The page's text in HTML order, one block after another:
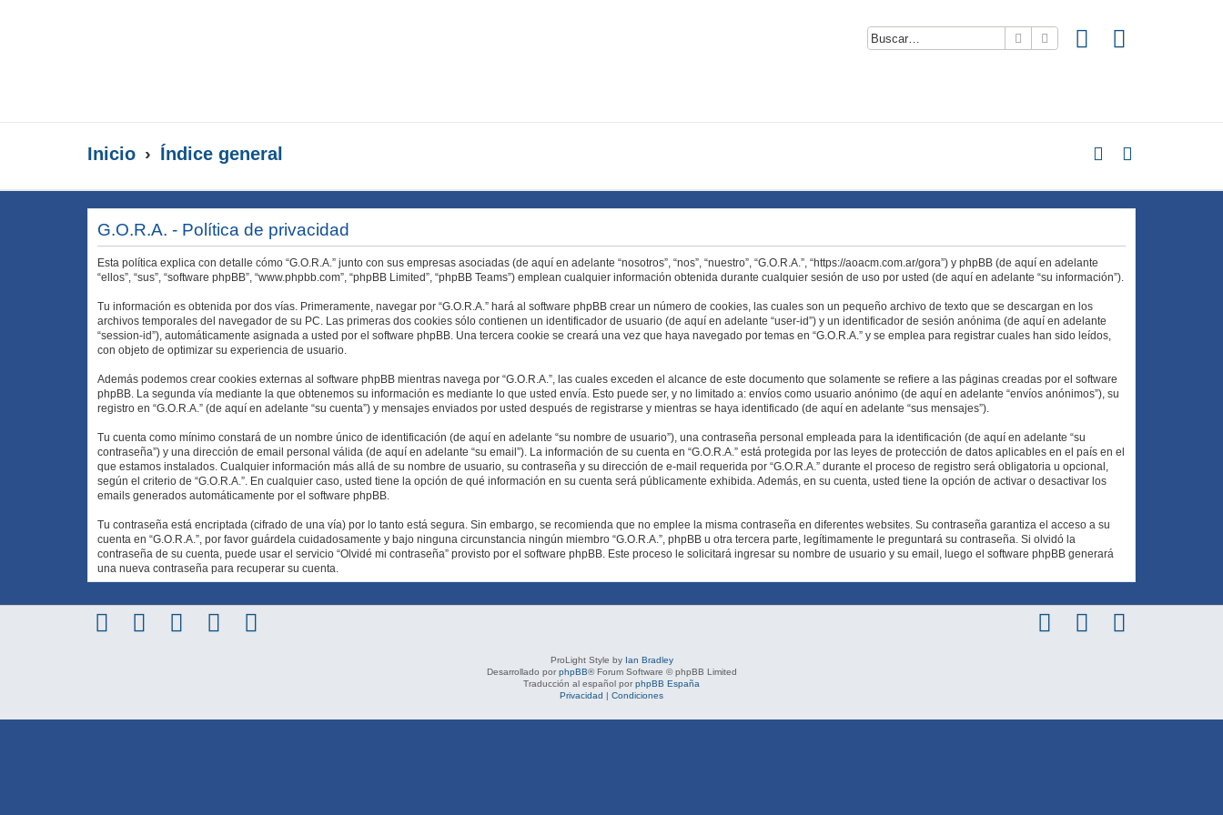
Buscar Búsqueda avanzada
Inicio Índice general
G.O.R.A. - Política de privacidad
Esta política explica con detalle cómo “G.O.R.A.” junto con sus empresas asociadas (de aquí en adelante “nosotros”, “nos”, “nuestro”, “G.O.R.A.”, “https://aoacm.com.ar/gora”) y phpBB (de aquí en adelante
“ellos”, “sus”, “software phpBB”, “www.phpbb.com”, “phpBB Limited”, “phpBB Teams”) emplean cualquier información obtenida durante cualquier sesión de uso por usted (de aquí en adelante “su información”).
Tu información es obtenida por dos vías. Primeramente, navegar por “G.O.R.A.” hará al software phpBB crear un número de cookies, las cuales son un pequeño archivo de texto que se descargan en los
archivos temporales del navegador de su PC. Las primeras dos cookies sólo contienen un identificador de usuario (de aquí en adelante “user-id”) y un identificador de sesión anónima (de aquí en adelante
“session-id”), automáticamente asignada a usted por el software phpBB. Una tercera cookie se creará una vez que haya navegado por temas en “G.O.R.A.” y se emplea para registrar cuales han sido leídos,
con objeto de optimizar su experiencia de usuario.
Además podemos crear cookies externas al software phpBB mientras navega por “G.O.R.A.”, las cuales exceden el alcance de este documento que solamente se refiere a las páginas creadas por el software
phpBB. La segunda vía mediante la que obtenemos su información es mediante lo que usted envía. Esto puede ser, y no limitado a: envíos como usuario anónimo (de aquí en adelante “envíos anónimos”), su
registro en “G.O.R.A.” (de aquí en adelante “su cuenta”) y mensajes enviados por usted después de registrarse y mientras se haya identificado (de aquí en adelante “sus mensajes”).
Tu cuenta como mínimo constará de un nombre único de identificación (de aquí en adelante “su nombre de usuario”), una contraseña personal empleada para la identificación (de aquí en adelante “su
contraseña”) y una dirección de email personal válida (de aquí en adelante “su email”). La información de su cuenta en “G.O.R.A.” está protegida por las leyes de protección de datos aplicables en el país en el
que estamos instalados. Cualquier información más allá de su nombre de usuario, su contraseña y su dirección de e-mail requerida por “G.O.R.A.” durante el proceso de registro será obligatoria u opcional,
según el criterio de “G.O.R.A.”. En cualquier caso, usted tiene la opción de qué información en su cuenta será públicamente exhibida. Además, en su cuenta, usted tiene la opción de activar o desactivar los
emails generados automáticamente por el software phpBB.
Tu contraseña está encriptada (cifrado de una vía) por lo tanto está segura. Sin embargo, se recomienda que no emplee la misma contraseña en diferentes websites. Su contraseña garantiza el acceso a su
cuenta en “G.O.R.A.”, por favor guárdela cuidadosamente y bajo ninguna circunstancia ningún miembro “G.O.R.A.”, phpBB u otra tercera parte, legítimamente le preguntará su contraseña. Si olvidó la
contraseña de su cuenta, puede usar el servicio “Olvidé mi contraseña” provisto por el software phpBB. Este proceso le solicitará ingresar su nombre de usuario y su email, luego el software phpBB generará
una nueva contraseña para recuperar su cuenta.
ProLight Style by Ian Bradley
Desarrollado por phpBB® Forum Software © phpBB Limited
Traducción al español por phpBB España
Privacidad | Condiciones